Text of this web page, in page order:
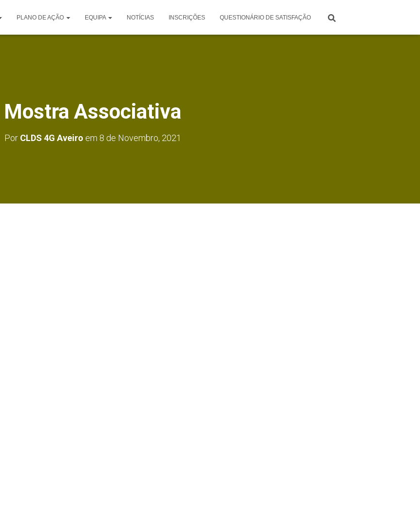
PLANO DE AÇÃO EQUIPA NOTÍCIAS INSCRIÇÕES QUESTIONÁRIO DE SATISFAÇÃO
Mostra Associativa
Por CLDS 4G Aveiro em 8 de Novembro, 2021